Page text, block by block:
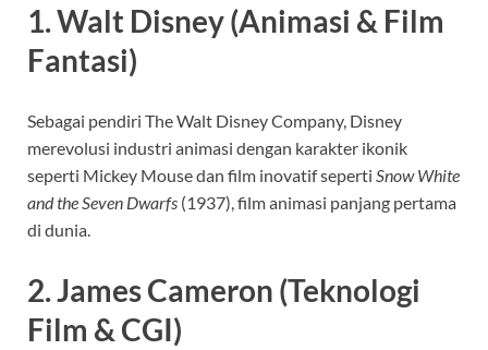
1. Walt Disney (Animasi & Film
Fantasi)
Sebagai pendiri The Walt Disney Company, Disney
merevolusi industri animasi dengan karakter ikonik
seperti Mickey Mouse dan film inovatif seperti Snow White
and the Seven Dwarfs (1937), film animasi panjang pertama
di dunia.
2. James Cameron (Teknologi
Film & CGI)